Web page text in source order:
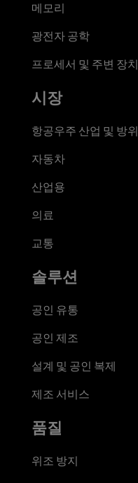
메모리
광전자 공학
프로세서 및 주변 장치
시장
항공우주 산업 및 방위
자동차
산업용
의료
교통
솔루션
공인 유통
공인 제조
설계 및 공인 복제
제조 서비스
품질
위조 방지